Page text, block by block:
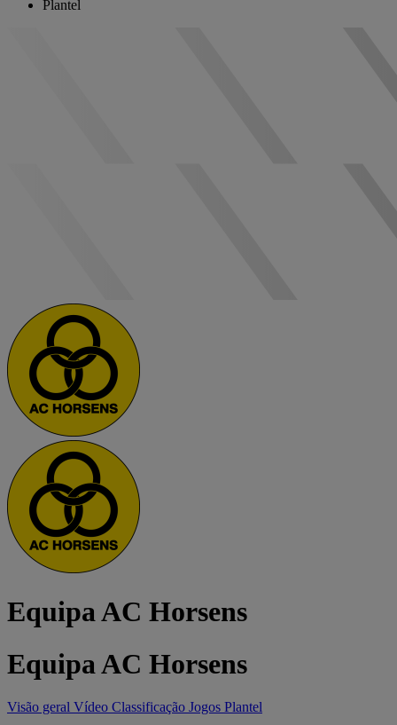
Plantel
Equipa AC Horsens
Equipa AC Horsens
Visão geral Vídeo Classificação Jogos Plantel